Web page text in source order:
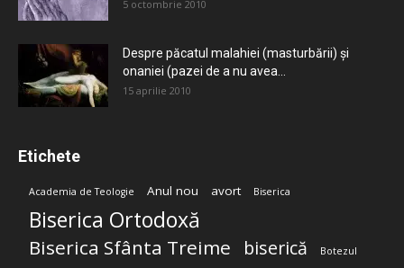
5 octombrie 2010
Despre păcatul malahiei (masturbării) şi
onaniei (pazei de a nu avea...
15 aprilie 2010
Etichete
Academia de Teologie Anul nou avort Biserica
Biserica Ortodoxă
Biserica Sfânta Treime biserică Botezul